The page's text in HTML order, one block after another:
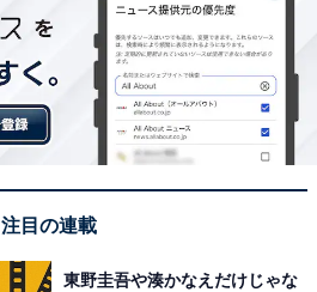
注目の連載
東野圭吾や湊かなえだけじゃな